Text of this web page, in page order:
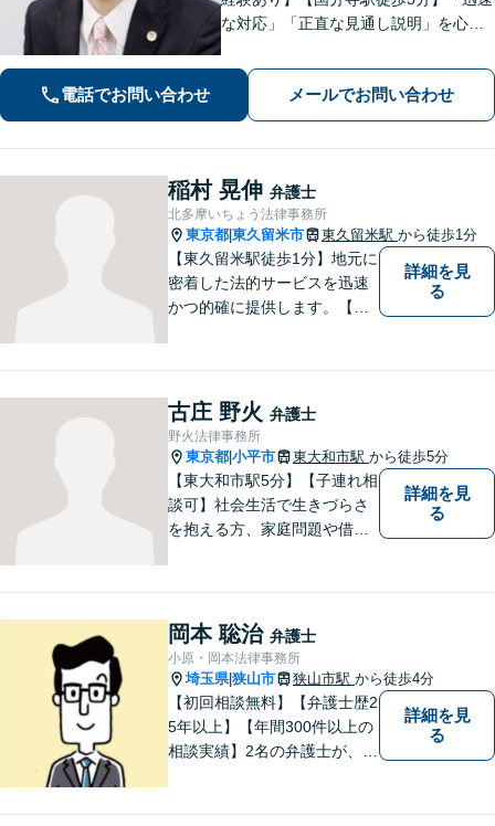
な対応」「正直な見通し説明」を心が
はじめ、私生活で生じるさまざまな悩
みに寄り添います！一人ひとりに最適
な解決策をご提案。【夜間・休日相談
可】
電話でお問い合わせ メールでお問い合わせ
稲村 晃伸 弁護士
北多摩いちょう法律事務所
東京都 東久留米市 東久留米駅 から徒歩1分
【東久留米駅徒歩1分】地元に
密着した法的サービスを迅速
かつ的確に提供します。【当
納得のいく解決を目指して、
全力を尽くします。【法テラ
ス利用可能】
詳細を見
る
古庄 野火 弁護士
野火法律事務所
東京都 小平市 東大和市駅 から徒歩5分
【東大和市駅5分】【子連れ相
談可】社会生活で生きづらさ
を抱える方、家庭問題や借金
談無料】【分割払い可】【法
テラス利用可】
詳細を見
る
岡本 聡治 弁護士
小原・岡本法律事務所
埼玉県|狭山市 狭山市駅 から徒歩4分
【初回相談無料】【弁護士歴2
5年以上】【年間300件以上の
相談実績】2名の弁護士が、さ
詳細を見
る